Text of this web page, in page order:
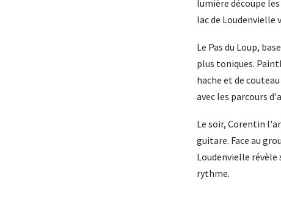
lumière découpe
lac de Loudenvielle
Le Pas du Loup,
plus toniques.
hache et de
avec les parcours
Le soir, Corentin
guitare. Face au
Loudenvielle
rythme.